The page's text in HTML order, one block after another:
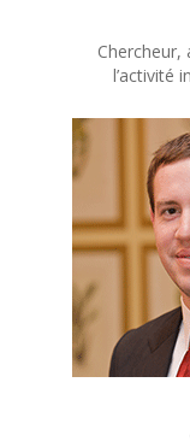
Chercheur,
l’activité